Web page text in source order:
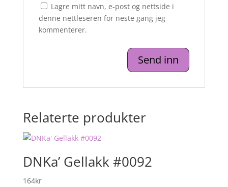
Lagre mitt navn, e-post og nettside i
denne nettleseren for neste gang jeg
kommenterer.
Relaterte produkter
DNKa’ Gellakk #0092
164kr